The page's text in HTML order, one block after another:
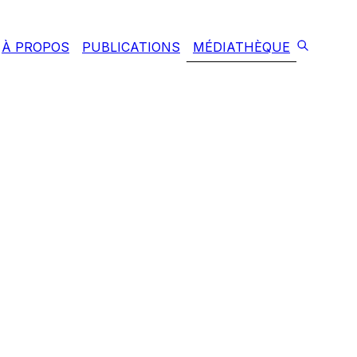
À PROPOS PUBLICATIONS MÉDIATHÈQUE